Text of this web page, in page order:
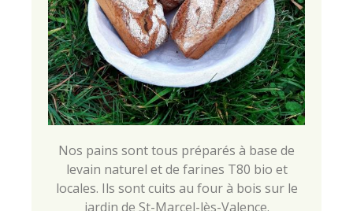
Nos pains sont tous préparés à base de
levain naturel et de farines T80 bio et
locales. Ils sont cuits au four à bois sur le
jardin de St-Marcel-lès-Valence.